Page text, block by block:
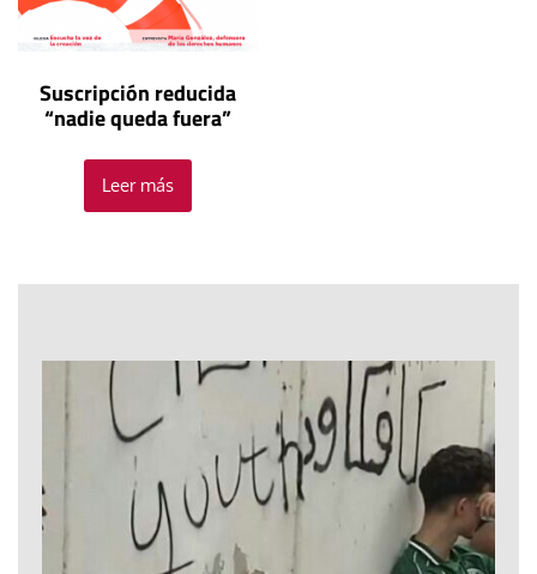
Suscripción reducida
“nadie queda fuera”
Leer más